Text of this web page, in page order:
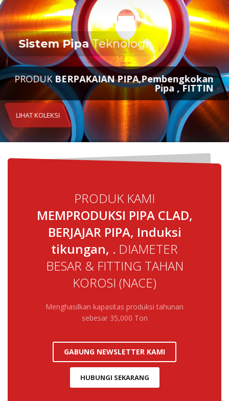
Sistem Pipa CLAD PIPES
BERJAJAR PIPA, Induksi tikungan , Fitting
HUBUNGI KAMI SEKARANG
PRODUK KAMI
MEMPRODUKSI PIPA CLAD,
BERJAJAR PIPA, Induksi
tikungan, . DIAMETER
BESAR & FITTING TAHAN
KOROSI (NACE)
Menghasilkan kapasitas produksi tahunan
sebesar 35,000 Ton
GABUNG NEWSLETTER KAMI
HUBUNGI SEKARANG